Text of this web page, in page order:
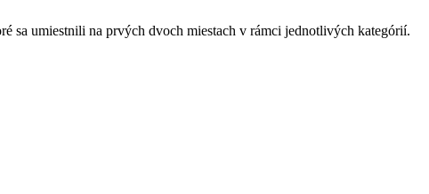
sa umiestnili na prvých dvoch miestach v rámci jednotlivých kategórií.